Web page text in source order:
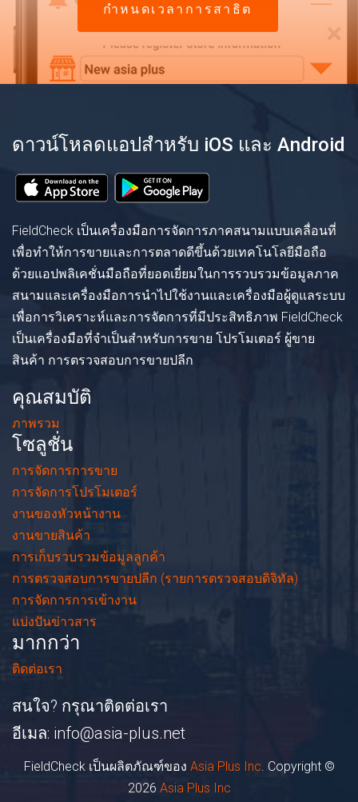
กำหนดเวลาการสาธิต
ดาวน์โหลดแอปสำหรับ iOS และ Android
FieldCheck เป็นเครื่องมือการจัดการภาคสนามแบบเคลื่อนที่
เพื่อทำให้การขายและการตลาดดีขึ้นด้วยเทคโนโลยีมือถือ
ด้วยแอปพลิเคชั่นมือถือที่ยอดเยี่ยมในการรวบรวมข้อมูลภาค
สนามและเครื่องมือการนำไปใช้งานและเครื่องมือผู้ดูแลระบบ
เพื่อการวิเคราะห์และการจัดการที่มีประสิทธิภาพ FieldCheck
เป็นเครื่องมือที่จำเป็นสำหรับการขาย โปรโมเตอร์ ผู้ขาย
สินค้า การตรวจสอบการขายปลีก
คุณสมบัติ
ภาพรวม
โซลูชั่น
การจัดการการขาย
การจัดการโปรโมเตอร์
งานของหัวหน้างาน
งานขายสินค้า
การเก็บรวบรวมข้อมูลลูกค้า
การตรวจสอบการขายปลีก (รายการตรวจสอบดิจิทัล)
การจัดการการเข้างาน
แบ่งปันข่าวสาร
มากกว่า
ติดต่อเรา
สนใจ? กรุณาติดต่อเรา
อีเมล: info@asia-plus.net
FieldCheck เป็นผลิตภัณฑ์ของ Asia Plus Inc . Copyright ©
2026 Asia Plus Inc